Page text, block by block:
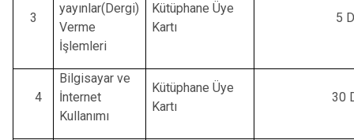
3
yayınlar(Dergi)
Verme
İşlemleri
Kütüphane Üye
Kartı
5
4
Bilgisayar ve
İnternet
Kullanımı
Kütüphane Üye
Kartı
30